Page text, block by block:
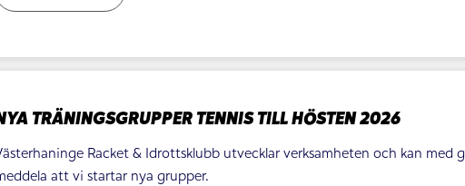
TRÄNINGSGRUPPER TENNIS TILL HÖSTEN 2026
Racket & Idrottsklubb utvecklar verksamheten och kan med
att vi startar nya grupper.